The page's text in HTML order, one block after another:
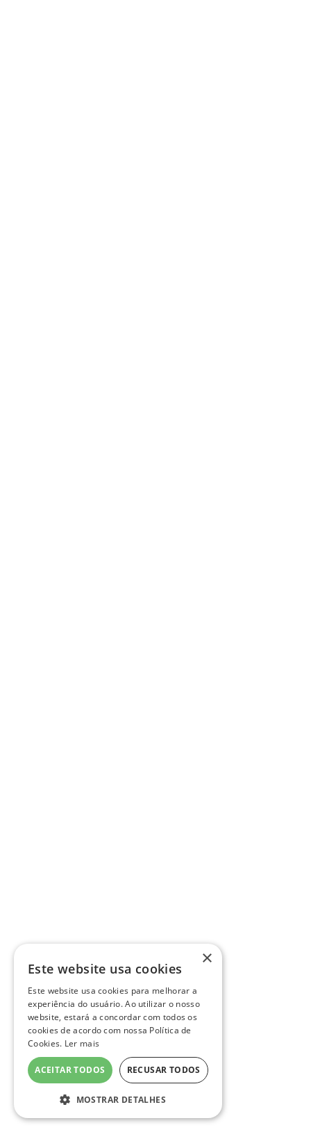
×
Este website usa cookies
Este website usa cookies para melhorar a
experiência do usuário. Ao utilizar o nosso
website, estará a concordar com todos os
cookies de acordo com nossa Política de
Cookies. Ler mais
ACEITAR TODOS RECUSAR TODOS
MOSTRAR DETALHES